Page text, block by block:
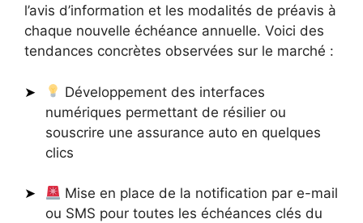
l’avis d’information et les modalités de préavis à
chaque nouvelle échéance annuelle. Voici des
tendances concrètes observées sur le marché :
Développement des interfaces
numériques permettant de résilier ou
souscrire une assurance auto en quelques
clics
Mise en place de la notification par e-mail
ou SMS pour toutes les échéances clés du